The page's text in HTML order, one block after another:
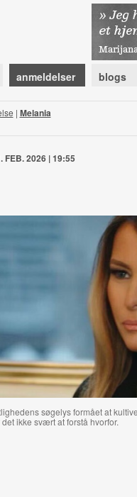
anmeldelser blogs
| Melania
FEB. 2026 | 19:55
søgelys formået at
ikke svært at forstå hvorfor.